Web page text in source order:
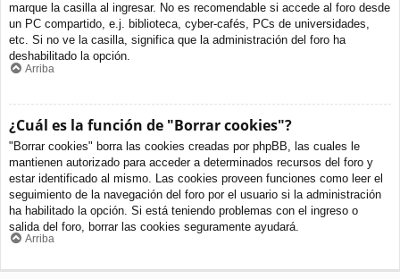
marque la casilla al ingresar. No es recomendable si accede al foro desde
un PC compartido, e.j. biblioteca, cyber-cafés, PCs de universidades,
etc. Si no ve la casilla, significa que la administración del foro ha
deshabilitado la opción.
Arriba
¿Cuál es la función de "Borrar cookies"?
"Borrar cookies" borra las cookies creadas por phpBB, las cuales le
mantienen autorizado para acceder a determinados recursos del foro y
estar identificado al mismo. Las cookies proveen funciones como leer el
seguimiento de la navegación del foro por el usuario si la administración
ha habilitado la opción. Si está teniendo problemas con el ingreso o
salida del foro, borrar las cookies seguramente ayudará.
Arriba